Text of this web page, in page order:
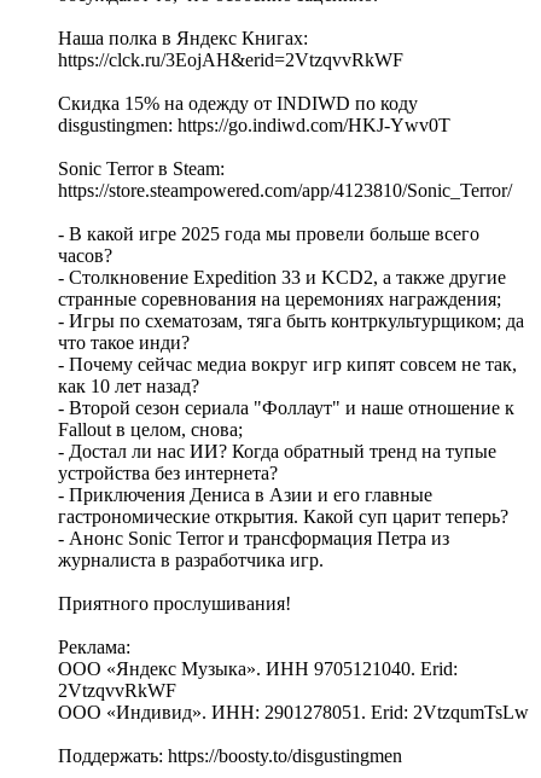
Наша полка в Яндекс Книгах:
https://clck.ru/3EojAH&erid=2VtzqvvRkWF
Скидка 15% на одежду от INDIWD по коду
disgustingmen: https://go.indiwd.com/HKJ-Ywv0T
Sonic Terror в Steam:
https://store.steampowered.com/app/4123810/Sonic_Terror/
- В какой игре 2025 года мы провели больше всего
часов?
- Столкновение Expedition 33 и KCD2, а также другие
странные соревнования на церемониях награждения;
- Игры по схематозам, тяга быть контркультурщиком; да
что такое инди?
- Почему сейчас медиа вокруг игр кипят совсем не так,
как 10 лет назад?
- Второй сезон сериала "Фоллаут" и наше отношение к
Fallout в целом, снова;
- Достал ли нас ИИ? Когда обратный тренд на тупые
устройства без интернета?
- Приключения Дениса в Азии и его главные
гастрономические открытия. Какой суп царит теперь?
- Анонс Sonic Terror и трансформация Петра из
журналиста в разработчика игр.
Приятного прослушивания!
Реклама:
ООО «Яндекс Музыка». ИНН 9705121040. Erid:
2VtzqvvRkWF
ООО «Индивид». ИНН: 2901278051. Erid: 2VtzqumTsLw
Поддержать: https://boosty.to/disgustingmen